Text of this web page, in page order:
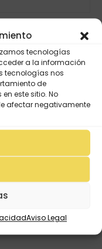
tecnologías
a la información
tecnologías nos
de
este sitio. No
afectar negativamente
Aviso Legal